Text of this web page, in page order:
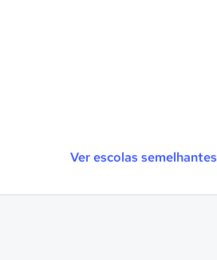
Ver escolas semelhantes